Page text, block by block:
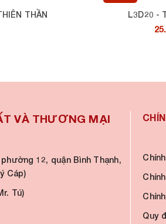
THẦN L3D20 -
VÀ THƯƠNG MẠI
12, quận Bình Thạnh,
Cáp)
Tú)
Quy